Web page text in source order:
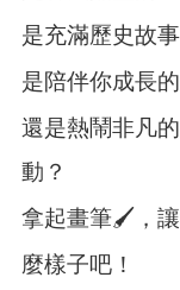
息
公
告
生
活
便
資
是充滿歷史故
是陪伴你成長的
還是熱鬧非凡的
動？
拿起畫筆🖌 ，
麼樣子吧！